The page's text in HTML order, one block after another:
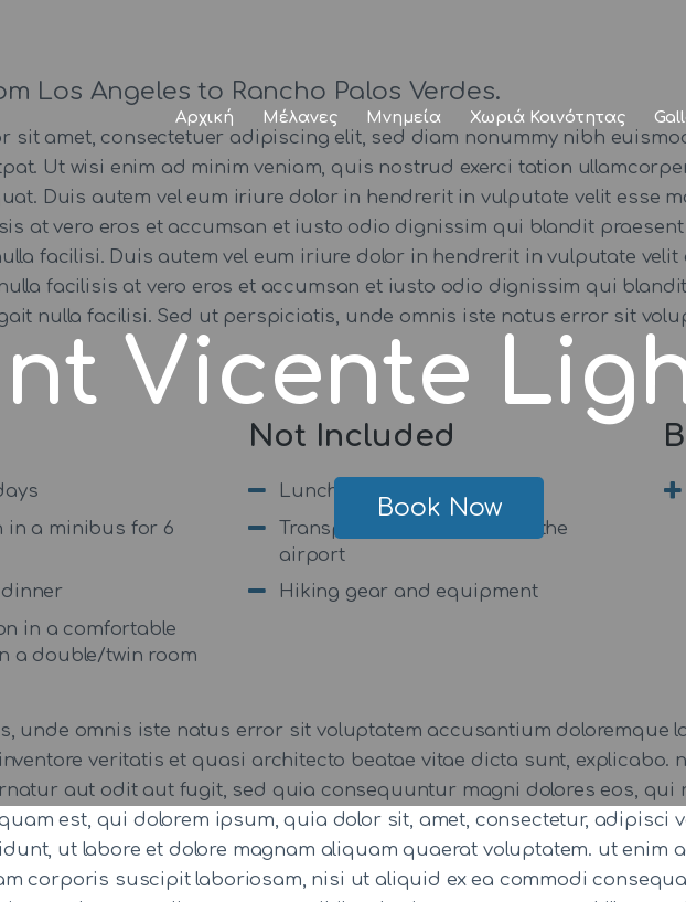
Αρχική Μέλανες Μνημεία Χωριά Κοινότητας
Vicente
Book Now
Μέλανες
Μνημεία
Χωριά
Κοινότητας
Gallery
Los Angeles to Rancho Palos Verdes.
sit amet, consectetuer adipiscing elit, sed diam nonummy nibh
Ut wisi enim ad minim veniam, quis nostrud exerci tation
Duis autem vel eum iriure dolor in hendrerit in vulputate velit esse
at vero eros et accumsan et iusto odio dignissim qui blandit
facilisi. Duis autem vel eum iriure dolor in hendrerit in vulputate velit
facilisis at vero eros et accumsan et iusto odio dignissim qui
nulla facilisi. Sed ut perspiciatis, unde omnis iste natus error sit
in a minibus for 6
in a comfortable
a double/twin room
Not Included
Lunch
Transportation to and from the
airport
Hiking gear and equipment
unde omnis iste natus error sit voluptatem accusantium doloremque
veritatis et quasi architecto beatae vitae dicta sunt, explicabo.
aut odit aut fugit, sed quia consequuntur magni dolores eos, qui
est, qui dolorem ipsum, quia dolor sit, amet, consectetur, adipisci
ut labore et dolore magnam aliquam quaerat voluptatem. ut enim
corporis suscipit laboriosam, nisi ut aliquid ex ea commodi